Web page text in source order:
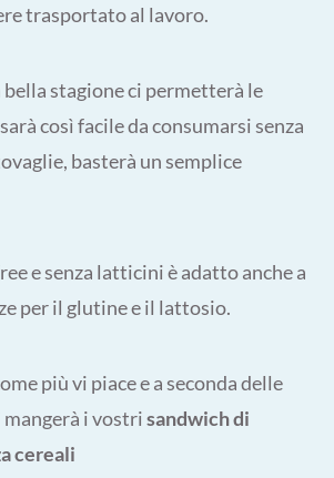
trasportato al lavoro.
bella stagione ci permetterà le
così facile da consumarsi senza
basterà un semplice
e senza latticini è adatto anche a
per il glutine e il lattosio.
più vi piace e a seconda delle
i vostrisandwich di
cereali